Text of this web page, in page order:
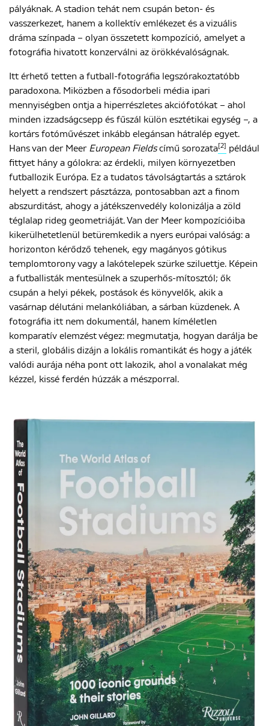
pályáknak. A stadion tehát nem csupán beton- és
vasszerkezet, hanem a kollektív emlékezet és a vizuális
dráma színpada – olyan összetett kompozíció, amelyet a
fotográfia hivatott konzerválni az örökkévalóságnak.
Itt érhető tetten a futball-fotográfia legszórakoztatóbb
paradoxona. Miközben a fősodorbeli média ipari
mennyiségben ontja a hiperrészletes akciófotókat – ahol
minden izzadságcsepp és fűszál külön esztétikai egység –, a
kortárs fotóművészet inkább elegánsan hátralép egyet.
Hans van der Meer European Fieldscímű sorozata[2] például
fittyet hány a gólokra: az érdekli, milyen környezetben
futballozik Európa. Ez a tudatos távolságtartás a sztárok
helyett a rendszert pásztázza, pontosabban azt a finom
abszurditást, ahogy a játékszenvedély kolonizálja a zöld
téglalap rideg geometriáját. Van der Meer kompozícióiba
kikerülhetetlenül betüremkedik a nyers európai valóság: a
horizonton kérődző tehenek, egy magányos gótikus
templomtorony vagy a lakótelepek szürke sziluettje. Képein
a futballisták mentesülnek a szuperhős-mítosztól; ők
csupán a helyi pékek, postások és könyvelők, akik a
vasárnap délutáni melankóliában, a sárban küzdenek. A
fotográfia itt nem dokumentál, hanem kíméletlen
komparatív elemzést végez: megmutatja, hogyan darálja be
a steril, globális dizájn a lokális romantikát és hogy a játék
valódi aurája néha pont ott lakozik, ahol a vonalakat még
kézzel, kissé ferdén húzzák a mészporral.